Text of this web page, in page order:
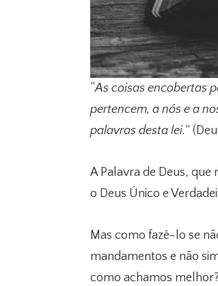
“As coisas encobertas
pertencem, a nós e a
palavras desta lei.”
A Palavra de Deus,
o Deus Único e
Mas como fazê-lo se
mandamentos e não
como achamos melhor?